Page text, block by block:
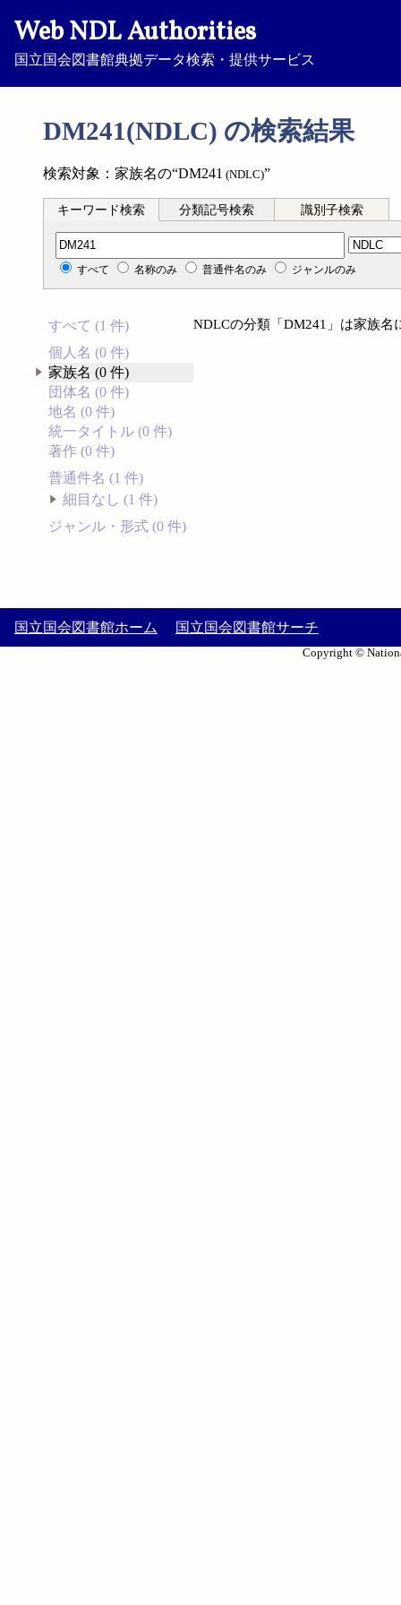
Web NDL Authorities
国立国会図書館典拠データ検索・提供サービス
DM241(NDLC) の検索結果
検索対象：家族名の“DM241 (NDLC)”
キーワード検索 分類記号検索 識別子検索
分類記号検索
すべて 名称のみ 普通件名のみ ジャンルのみ
すべて (1 件)
個人名 (0 件)
家族名 (0 件)
団体名 (0 件)
地名 (0 件)
統一タイトル (0 件)
著作 (0 件)
普通件名 (1 件)
細目なし (1 件)
ジャンル・形式 (0 件)
NDLCの分類「DM241」は家族名
国立国会図書館ホーム 国立国会図書館サーチ
Copyright ©